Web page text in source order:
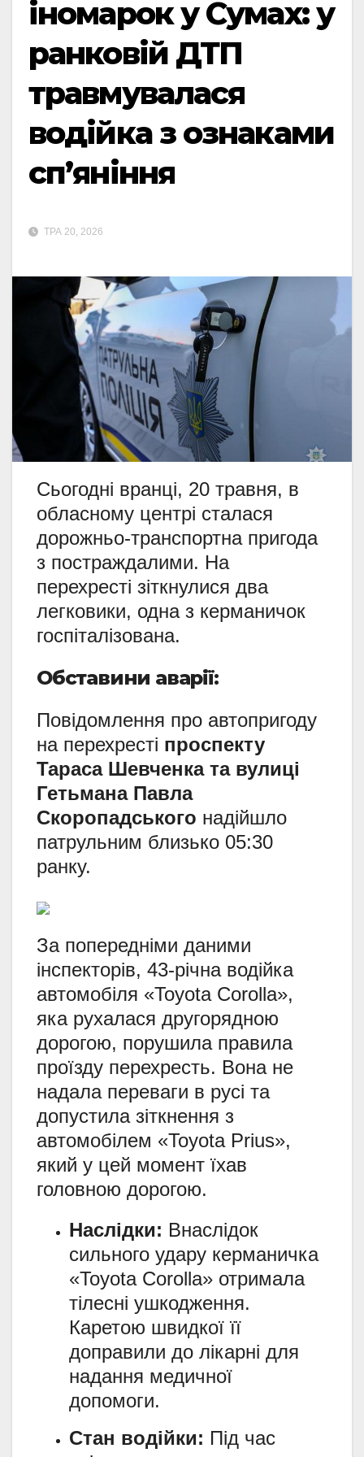
іномарок у Сумах: у
ранковій ДТП
травмувалася
водійка з ознаками
сп’яніння
ТРА 20, 2026
Сьогодні вранці, 20 травня, в
обласному центрі сталася
дорожньо-транспортна пригода
з постраждалими. На
перехресті зіткнулися два
легковики, одна з керманичок
госпіталізована.
Обставини аварії:
Повідомлення про автопригоду
на перехресті проспекту
Тараса Шевченка та вулиці
Гетьмана Павла
Скоропадського надійшло
патрульним близько 05:30
ранку.
За попередніми даними
інспекторів, 43-річна водійка
автомобіля «Toyota Corolla»,
яка рухалася другорядною
дорогою, порушила правила
проїзду перехресть. Вона не
надала переваги в русі та
допустила зіткнення з
автомобілем «Toyota Prius»,
який у цей момент їхав
головною дорогою.
Наслідки: Внаслідок
сильного удару керманичка
«Toyota Corolla» отримала
тілесні ушкодження.
Каретою швидкої її
доправили до лікарні для
надання медичної
допомоги.
Стан водійки: Під час